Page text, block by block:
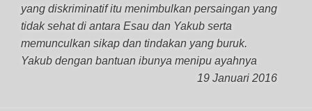
yang diskriminatif itu menimbulkan persaingan yang
tidak sehat di antara Esau dan Yakub serta
memunculkan sikap dan tindakan yang buruk.
Yakub dengan bantuan ibunya menipu ayahnya
19 Januari 2016